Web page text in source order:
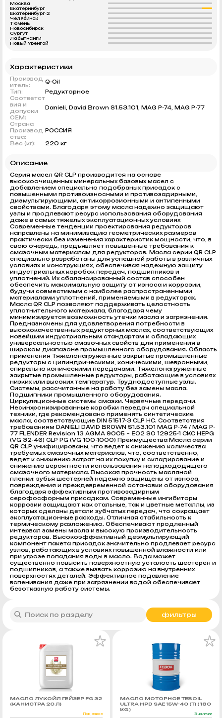
Москва
Екатеринбург
Екатеринбург-2
Челябинск
Тюмень
Новосибирск
Сургут
Лабытнанги
Новый-Уренгой
Характеристики
Производ
итель:
Q-Oil
Тип:
Редукторное
Соответст
вия и
допуски
OEM:
Danieli, David Brown S1.53.101, MAG P-74, MAG P-77
Страна
Производ
ства:
РОССИЯ
Вес (кг): 220 кг
Описание
Серия масел QR CLP производится на основе
высокоочищенных минеральных базовых масел с
добавлением специально подобраных присадок с
повышенными противоизносными и противозадирными,
диэмульгирующими, антикоррозионными и антипенными
свойствами. Благодаря этому масла надежно защищают
узлы и продлевают ресурс использования оборудования
даже в самых тяжелых эксплуатационных условиях
Современные тенденции проектирования редукторов
направлены на минимизацию геометрических размеров
практически без изменения характеристик мощности, что, в
свою очередь, предъявляет повышенные требования к
смазочным материалам для редукторов. Масла серии QR CLP
специально разработаны для успешной работы в различных
условиях и конструкциях, обеспечивая надежную защиту
индустриальных коробок передач, подшипников и
уплотнений. Их сбалансированный состав способен
обеспечить максимальную защиту от износа и коррозии,
будучи совместимым с наиболее распространенными
материалами уплотнений, применяемыми в редукторах.
Масла QR CLP позволяют поддерживать целостность
уплотнительного материала, благодаря чему
минимизируется возможность утечки масла и загрязнения.
Предназначены для удовлетворения потребности в
высококачественных редукторных маслах, соответствующих
новейшим индустриальным стандартам и обладающих
универсальностью смазочных свойств для применения в
широком диапазоне промышленного оборудования. Область
применения Тяжелонагруженные закрытые промышленные
редукторы с цилиндрическими, коническими, шевронными,
спирально коническими передачами. Тяжелонагруженные
закрытые промышленные редукторы, работающие в условиях
низких или высоких температур. Труднодоступные узлы.
Системы, рассчитанные на работу без замены масла.
Подшипники промышленного оборудования.
Циркуляционные системы смазки. Червячные передачи.
Несинхронизированные коробки передач специальной
техники, где рекомендовано применять синтетические
масла, соответствующие DIN 51517-3 CLP HC. Соответствия
требованиям DANIELI DAVID BROWN S1.53.101 MAG P-74 / MAG P-
77 FLENDER Revision 13 AGMA 9005 – E02 SO 12925-1 CKС HEPG
(VG 32-46) CLP PG (VG 100-1000) Преимущества Масла серии
QR CLP унифицированы, что ведет к снижению количества
требуемых смазочных материалов, что, соответственно,
ведет к снижению затрат на их покупку и складирование и
снижению вероятности использования неподхододящего
смазочного материала. Высокая прочность масляной
пленки: зубья шестерней надежно защищены от износа,
повреждения и преждевременной остановки оборудования
благодаря эффективным противозадирным
серофосфорным присадкам. Современные ингибиторы
коррозии защищают как стальные, так и цветные металлы, из
которых сделаны детали зубчатых передач, что сокращает
эксплуатационные расходы. Отличная стабильность к
термическому разложению. Обеспечивают продленный
интервал замены масла и высокую производительность
редукторов. Высокоэффективный деэмульгирующий
компонент пакета присадок значительно продлевает ресурс
узлов, работающих в условиях повышенной влажности или
при угрозе попадания воды в масло. Вода может
существенно повысить поверхностную усталость шестерен и
подшипников, а также вызвать коррозию на внутренних
поверхностях деталей. Эффективное подавление
вспенивания даже при загрязнении водой обеспечивает
безотказную работу системы.
фильтры
МАСЛО ЛУКОЙЛ ГЕЙЗЕР FG 32
(КАНИСТРА 20 Л)
Под заказ
МАСЛО МОТОРНОЕ TEBOIL
ULTRA HPD SAE 15W-40 (Т) ( 180
KG )
В наличии